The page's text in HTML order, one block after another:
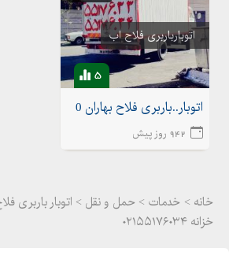
اتوبارباربری فلاح اب
5
اتوبار..باربری فلاح بهاران 02155175020اتوبار شهرک ولیعصر
942 روز پیش
خانه > خدمات >
خزانه ۰۲۱۵۵۱۷۶۰۳۴